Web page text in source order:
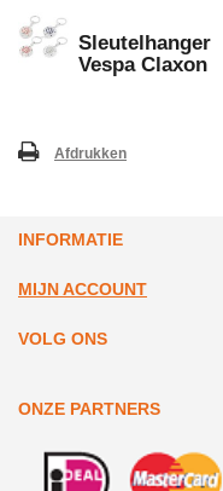
Sleutelhanger
Vespa Claxon
Afdrukken
INFORMATIE
MIJN ACCOUNT
VOLG ONS
ONZE PARTNERS